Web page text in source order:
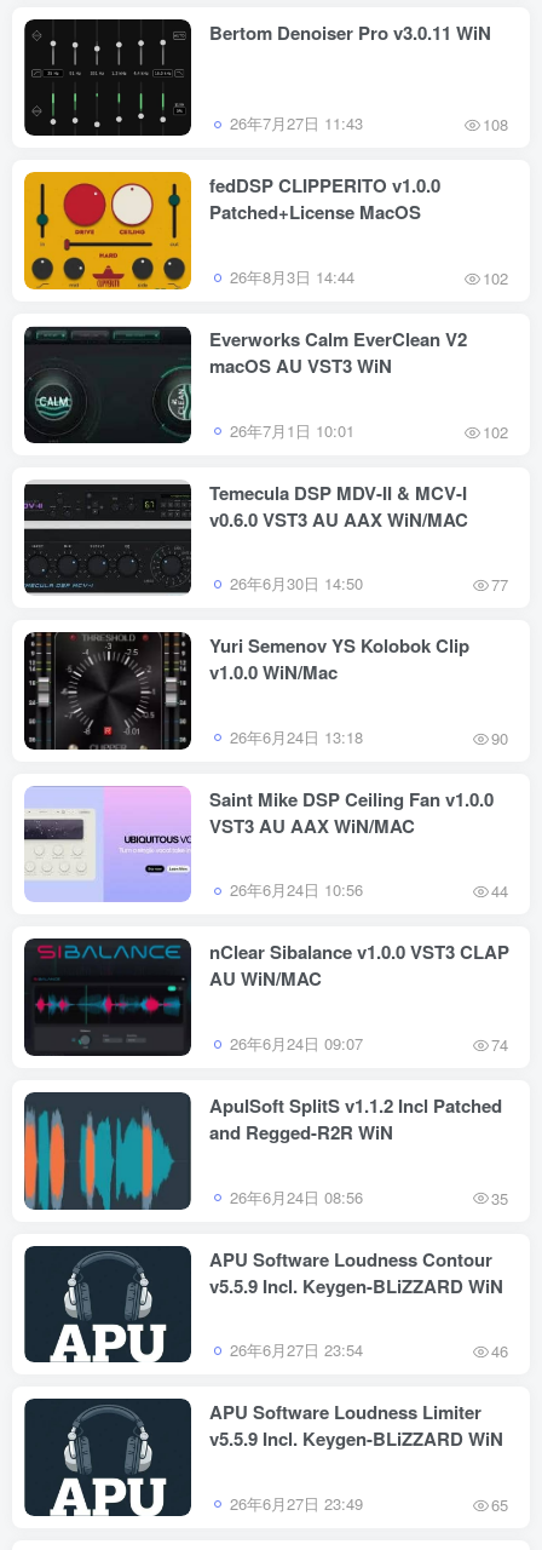
Bertom Denoiser Pro v3.0.11 WiN
26年7月27日 11:43 108
fedDSP CLIPPERITO v1.0.0
Patched+License MacOS
26年8月3日 14:44 102
Everworks Calm EverClean V2
macOS AU VST3 WiN
26年7月1日 10:01 102
Temecula DSP MDV-II & MCV-I
v0.6.0 VST3 AU AAX WiN/MAC
26年6月30日 14:50 77
Yuri Semenov YS Kolobok Clip
v1.0.0 WiN/Mac
26年6月24日 13:18 90
Saint Mike DSP Ceiling Fan v1.0.0
VST3 AU AAX WiN/MAC
26年6月24日 10:56 44
nClear Sibalance v1.0.0 VST3 CLAP
AU WiN/MAC
26年6月24日 09:07 74
ApulSoft SplitS v1.1.2 Incl Patched
and Regged-R2R WiN
26年6月24日 08:56 35
APU Software Loudness Contour
v5.5.9 Incl. Keygen-BLiZZARD WiN
26年6月27日 23:54 46
APU Software Loudness Limiter
v5.5.9 Incl. Keygen-BLiZZARD WiN
26年6月27日 23:49 65